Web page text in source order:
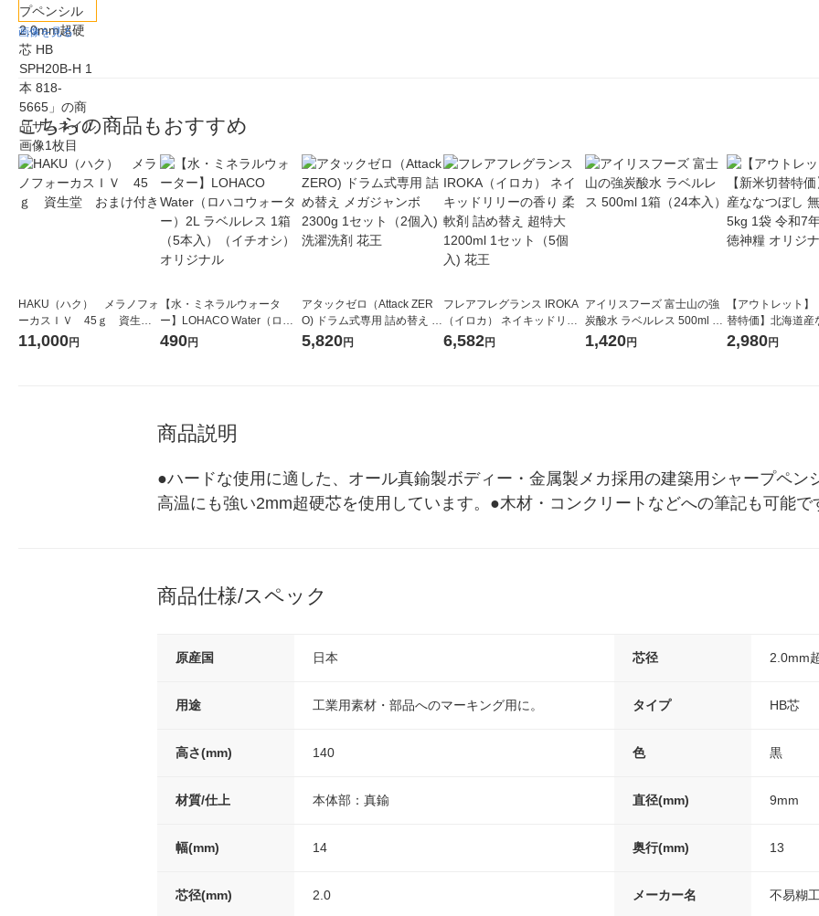
画像を見る
こちらの商品もおすすめ
HAKU（ハク） メラノフォ
ーカスＩＶ 45ｇ 資生
堂 おまけ付き
11,000円
【水・ミネラルウォータ
ー】LOHACO Water（ロハ
コウォーター）2L ラベルレ
490円
アタックゼロ（Attack ZER
O) ドラム式専用 詰め替え メ
ガジャンボ 2300g 1セット
5,820円
フレアフレグランス IROKA
（イロカ） ネイキッドリリ
ーの香り 柔軟剤 詰め替え 超
6,582円
アイリスフーズ 富士山の強
炭酸水 ラベルレス 500ml 1
箱（24本入）
1,420円
【アウトレット】
替特価】北海道産
し 無洗米 5kg 1袋
2,980円
商品説明
●ハードな使用に適した、オール真鍮製ボディー・金属製メカ採用の建築用シャープペン
高温にも強い2mm超硬芯を使用しています。●木材・コンクリートなどへの筆記も可能で
商品仕様/スペック
原産国 日本 芯径 2.0mm
用途 工業用素材・部品へのマーキング用に。 タイプ HB芯
高さ(mm) 140 色 黒
材質/仕上 本体部：真鍮 直径(mm) 9mm
幅(mm) 14 奥行(mm) 13
芯径(mm) 2.0 メーカー名 不易糊